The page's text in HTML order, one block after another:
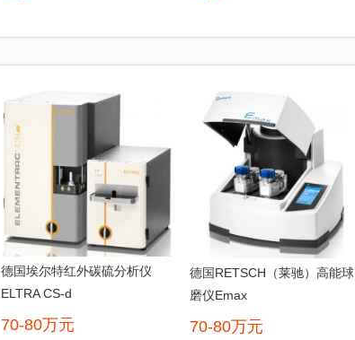
德国埃尔特红外碳硫分析仪
ELTRA CS-d
70-80万元
德国RETSCH（莱驰）高能球
磨仪Emax
70-80万元